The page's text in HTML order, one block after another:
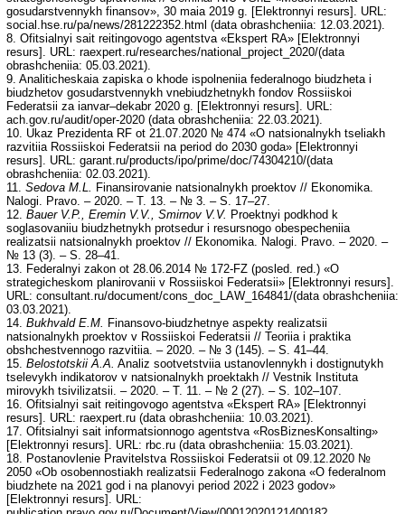
gosudarstvennykh finansov», 30 maia 2019 g. [Elektronnyi resurs]. URL:
social.hse.ru/pa/news/281222352.html (data obrashcheniia: 12.03.2021).
8. Ofitsialnyi sait reitingovogo agentstva «Ekspert RA» [Elektronnyi
resurs]. URL: raexpert.ru/researches/national_project_2020/(data
obrashcheniia: 05.03.2021).
9. Analiticheskaia zapiska o khode ispolneniia federalnogo biudzheta i
biudzhetov gosudarstvennykh vnebiudzhetnykh fondov Rossiiskoi
Federatsii za ianvar–dekabr 2020 g. [Elektronnyi resurs]. URL:
ach.gov.ru/audit/oper-2020 (data obrashcheniia: 22.03.2021).
10. Ukaz Prezidenta RF ot 21.07.2020 № 474 «O natsionalnykh tseliakh
razvitiia Rossiiskoi Federatsii na period do 2030 goda» [Elektronnyi
resurs]. URL: garant.ru/products/ipo/prime/doc/74304210/(data
obrashcheniia: 02.03.2021).
11. Sedova M.L.
Finansirovanie natsionalnykh proektov // Ekonomika.
Nalogi. Pravo. – 2020. – T. 13. – № 3. – S. 17–27.
12. Bauer V.P., Eremin V.V., Smirnov V.V. Proektnyi podkhod k
soglasovaniiu biudzhetnykh protsedur i resursnogo obespecheniia
realizatsii natsionalnykh proektov // Ekonomika. Nalogi. Pravo. – 2020. –
№ 13 (3). – S. 28–41.
13. Federalnyi zakon ot 28.06.2014 № 172-FZ (posled. red.) «O
strategicheskom planirovanii v Rossiiskoi Federatsii» [Elektronnyi resurs].
URL: consultant.ru/document/cons_doc_LAW_164841/(data obrashcheniia:
03.03.2021).
14. Bukhvald E.M.
Finansovo-biudzhetnye aspekty realizatsii
natsionalnykh proektov v Rossiiskoi Federatsii // Teoriia i praktika
obshchestvennogo razvitiia. – 2020. – № 3 (145). – S. 41–44.
15. Belostotskii A.A. Analiz sootvetstviia ustanovlennykh i dostignutykh
tselevykh indikatorov v natsionalnykh proektakh // Vestnik Instituta
mirovykh tsivilizatsii. – 2020. – T. 11. – № 2 (27). – S. 102–107.
16. Ofitsialnyi sait reitingovogo agentstva «Ekspert RA» [Elektronnyi
resurs]. URL: raexpert.ru (data obrashcheniia: 10.03.2021).
17. Ofitsialnyi sait informatsionnogo agentstva «RosBiznesKonsalting»
[Elektronnyi resurs]. URL: rbc.ru (data obrashcheniia: 15.03.2021).
18. Postanovlenie Pravitelstva Rossiiskoi Federatsii ot 09.12.2020 №
2050 «Ob osobennostiakh realizatsii Federalnogo zakona «O federalnom
biudzhete na 2021 god i na planovyi period 2022 i 2023 godov»
[Elektronnyi resurs]. URL: